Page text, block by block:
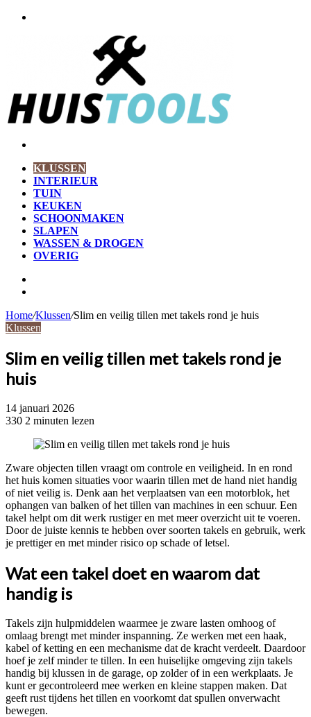
KLUSSEN
INTERIEUR
TUIN
KEUKEN
SCHOONMAKEN
SLAPEN
WASSEN & DROGEN
OVERIG
Home/Klussen/Slim en veilig tillen met takels rond je huis
Klussen
Slim en veilig tillen met takels rond je
huis
14 januari 2026
330 2 minuten lezen
Zware objecten tillen vraagt om controle en veiligheid. In en rond
het huis komen situaties voor waarin tillen met de hand niet handig
of niet veilig is. Denk aan het verplaatsen van een motorblok, het
ophangen van balken of het tillen van machines in een schuur. Een
takel helpt om dit werk rustiger en met meer overzicht uit te voeren.
Door de juiste kennis te hebben over soorten takels en gebruik, werk
je prettiger en met minder risico op schade of letsel.
Wat een takel doet en waarom dat
handig is
Takels zijn hulpmiddelen waarmee je zware lasten omhoog of
omlaag brengt met minder inspanning. Ze werken met een haak,
kabel of ketting en een mechanisme dat de kracht verdeelt. Daardoor
hoef je zelf minder te tillen. In een huiselijke omgeving zijn takels
handig bij klussen in de garage, op zolder of in een werkplaats. Je
kunt er gecontroleerd mee werken en kleine stappen maken. Dat
geeft rust tijdens het tillen en voorkomt dat spullen onverwacht
bewegen.